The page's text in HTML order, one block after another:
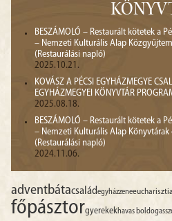
BESZÁMOLÓ – Restaurált kötetek a
– Nemzeti Kulturális Alap
(Restaurálási napló)
2025.10.21.
KOVÁSZ A PÉCSI EGYHÁZMEGYE
EGYHÁZMEGYEI KÖNYVTÁR
2025.08.18.
BESZÁMOLÓ – Restaurált kötetek a
– Nemzeti Kulturális Alap
(Restaurálási napló)
2024.11.06.
adventbátacsaládegyházzeneeucharisztia
főpásztorgyerekekhavas